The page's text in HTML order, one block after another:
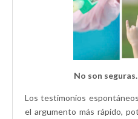
No son
Los testimonios
el argumento más rápido,